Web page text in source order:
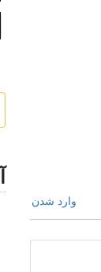
وارد شدن